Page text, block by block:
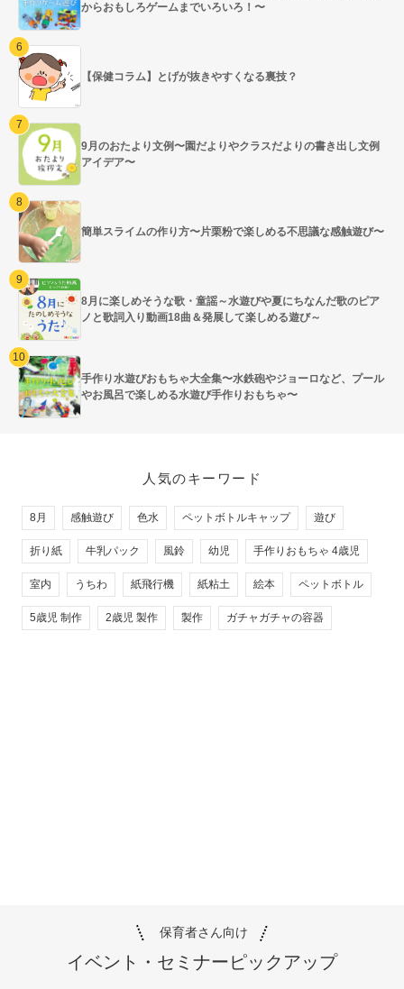
からおもしろゲームまでいろいろ！〜
【保健コラム】とげが抜きやすくなる裏技？
9月のおたより文例〜園だよりやクラスだよりの書き出し文例
アイデア〜
簡単スライムの作り方〜片栗粉で楽しめる不思議な感触遊び〜
8月に楽しめそうな歌・童謡～水遊びや夏にちなんだ歌のピア
ノと歌詞入り動画18曲＆発展して楽しめる遊び～
手作り水遊びおもちゃ大全集〜水鉄砲やジョーロなど、プール
やお風呂で楽しめる水遊び手作りおもちゃ〜
人気のキーワード
8月 感触遊び 色水 ペットボトルキャップ 遊び
折り紙 牛乳パック 風鈴 幼児 手作りおもちゃ 4歳児
室内 うちわ 紙飛行機 紙粘土 絵本 ペットボトル
5歳児 制作 2歳児 製作 製作 ガチャガチャの容器
保育者さん向け
イベント・セミナーピックアップ